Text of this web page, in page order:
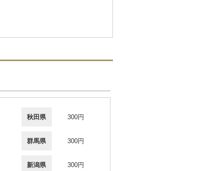
秋田県 300円
群馬県 300円
新潟県 300円